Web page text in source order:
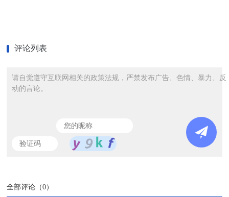
评论列表
请自觉遵守互联网相关的政策法规，严禁发布广告、色情、暴力、反
动的言论。
全部评论（0）